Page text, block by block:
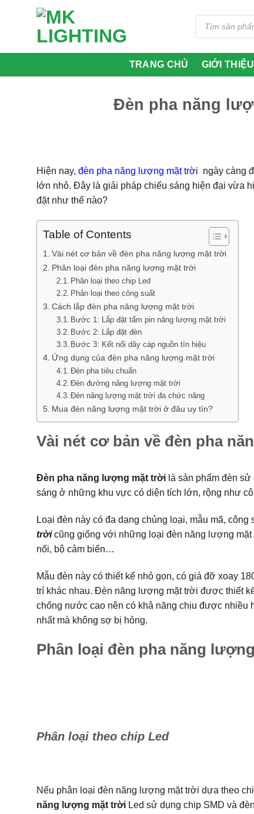
Tìm
kiếm
sản
TRANG CHỦ GIỚI THIỆU
Đèn pha năng
Hiện nay, đèn pha năng lượng mặt trời ngày càng
lớn nhỏ. Đây là giải pháp chiếu sáng hiện đại vừa
đặt như thế nào?
Table of Contents
Vài nét cơ bản về đèn pha năng lượng mặt trời
Phân loại đèn pha năng lượng mặt trời
Phân loại theo chip Led
Phân loại theo công suất
Cách lắp đèn pha năng lượng mặt trời
Bước 1: Lắp đặt tấm pin năng lượng mặt trời
Bước 2: Lắp đặt đèn
Bước 3: Kết nối dây cáp nguồn tín hiệu
Ứng dụng của đèn pha năng lượng mặt trời
Đèn pha tiêu chuẩn
Đèn đường năng lượng mặt trời
Đèn năng lượng mặt trời đa chức năng
Mua đèn năng lượng mặt trời ở đâu uy tín?
Vài nét cơ bản về đèn pha
Đèn pha năng lượng mặt trời là sản phẩm đèn
sáng ở những khu vực có diện tích lớn, rộng như
Loại đèn này có đa dạng chủng loại, mẫu mã,
trờicũng giống với những loại đèn năng lượng mặt
nối, bộ cảm biến…
Mẫu đèn này có thiết kế nhỏ gọn, có giá đỡ xoay
trí khác nhau. Đèn năng lượng mặt trời được thiết
chống nước cao nên có khả năng chịu được
nhất mà không sợ bị hỏng.
Phân loại đèn pha năng
Phân loại theo chip Led
Nếu phân loại đèn năng lượng mặt trời dựa theo
năng lượng mặt trời Led sử dụng chip SMD và